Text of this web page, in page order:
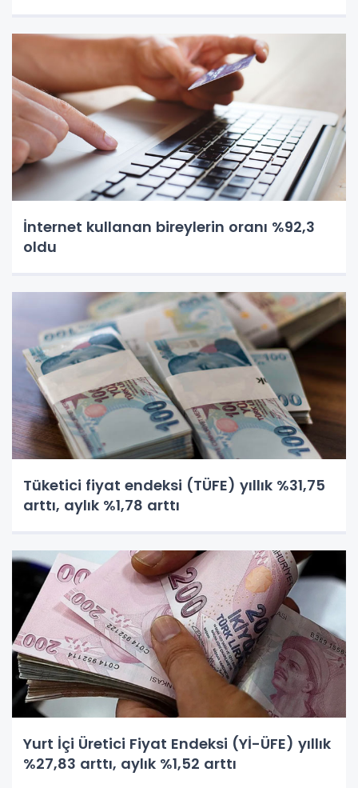
İnternet kullanan bireylerin oranı %92,3
oldu
Tüketici fiyat endeksi (TÜFE) yıllık %31,75
arttı, aylık %1,78 arttı
Yurt İçi Üretici Fiyat Endeksi (Yİ-ÜFE) yıllık
%27,83 arttı, aylık %1,52 arttı